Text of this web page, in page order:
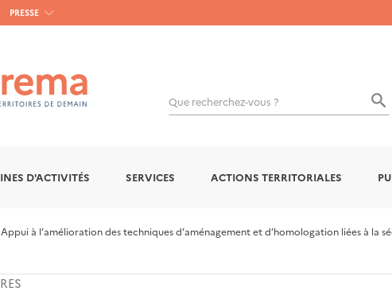
PRESSE
Que recherchez-vous ?
D'ACTIVITÉS SERVICES ACTIONS TERRITORIALES
Appui à l’amélioration des techniques d’aménagement et d’homologation liées à la